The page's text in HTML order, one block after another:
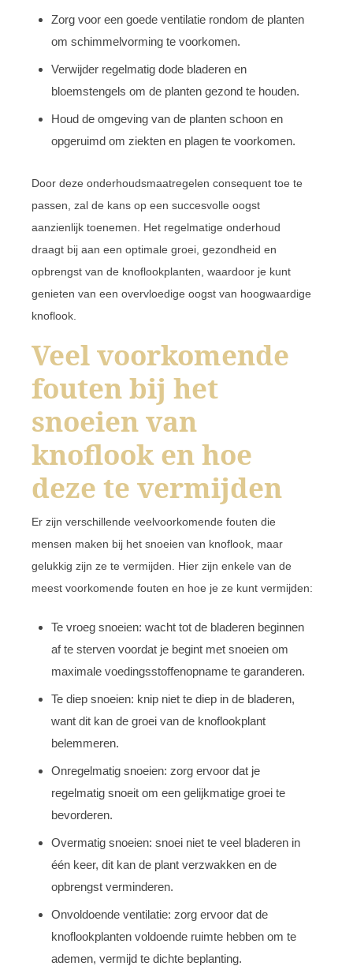
Zorg voor een goede ventilatie rondom de planten
om schimmelvorming te voorkomen.
Verwijder regelmatig dode bladeren en
bloemstengels om de planten gezond te houden.
Houd de omgeving van de planten schoon en
opgeruimd om ziekten en plagen te voorkomen.
Door deze onderhoudsmaatregelen consequent toe te
passen, zal de kans op een succesvolle oogst
aanzienlijk toenemen. Het regelmatige onderhoud
draagt bij aan een optimale groei, gezondheid en
opbrengst van de knoflookplanten, waardoor je kunt
genieten van een overvloedige oogst van hoogwaardige
knoflook.
Veel voorkomende
fouten bij het
snoeien van
knoflook en hoe
deze te vermijden
Er zijn verschillende veelvoorkomende fouten die
mensen maken bij het snoeien van knoflook, maar
gelukkig zijn ze te vermijden. Hier zijn enkele van de
meest voorkomende fouten en hoe je ze kunt vermijden:
Te vroeg snoeien: wacht tot de bladeren beginnen
af te sterven voordat je begint met snoeien om
maximale voedingsstoffenopname te garanderen.
Te diep snoeien: knip niet te diep in de bladeren,
want dit kan de groei van de knoflookplant
belemmeren.
Onregelmatig snoeien: zorg ervoor dat je
regelmatig snoeit om een gelijkmatige groei te
bevorderen.
Overmatig snoeien: snoei niet te veel bladeren in
één keer, dit kan de plant verzwakken en de
opbrengst verminderen.
Onvoldoende ventilatie: zorg ervoor dat de
knoflookplanten voldoende ruimte hebben om te
ademen, vermijd te dichte beplanting.